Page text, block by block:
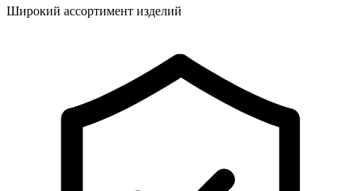
Широкий ассортимент изделий